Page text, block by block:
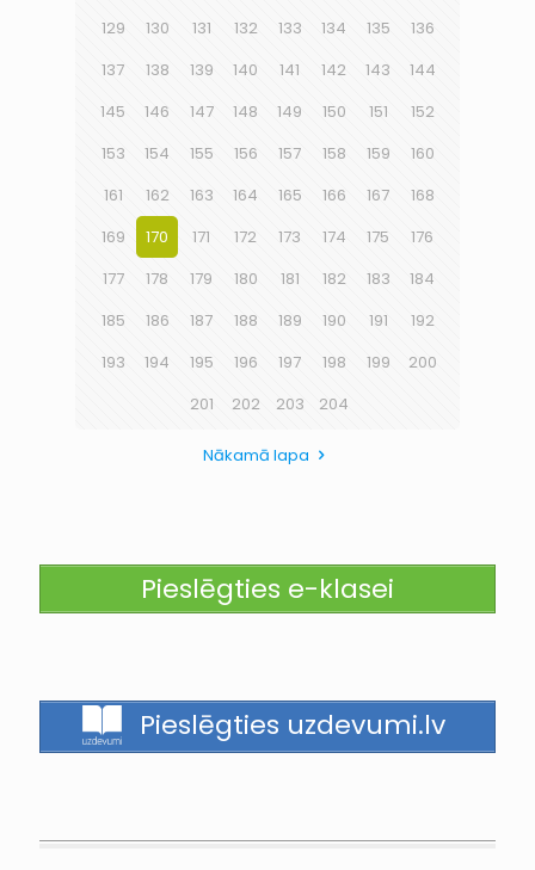
129
130 131 132 133 134 135
136
137
138 139 140 141 142 143
144
145
146 147 148 149 150 151
152
153
154 155 156 157 158 159
160
161
162 163 164 165 166 167
168
169
170 171 172 173 174 175
176
177
178 179 180 181 182 183
184
185
186 187 188 189 190 191
192
193
194 195 196 197 198 199
200
201
202 203 204
Nākamā lapa
Pieslēgties e-klasei
Pieslēgties uzdevumi.lv